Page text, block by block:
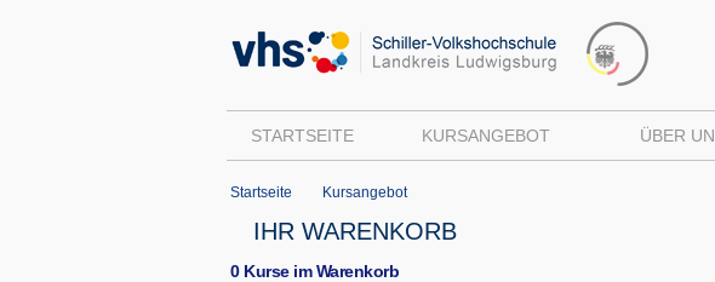
STARTSEITE KURSANGEBOT ÜBER
Startseite Kursangebot
IHR WARENKORB
0 Kurse im Warenkorb